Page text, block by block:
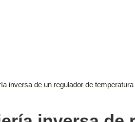
inversa de un regulador de temperatura